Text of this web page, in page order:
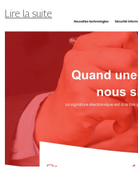
Lire la suite